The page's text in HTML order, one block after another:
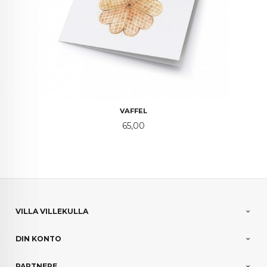
VAFFEL
Pris
65,00
VILLA VILLEKULLA
DIN KONTO